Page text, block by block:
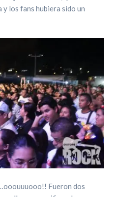
y los fans hubiera sido un
Fueron dos